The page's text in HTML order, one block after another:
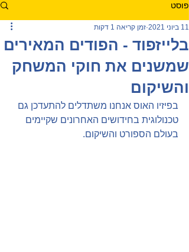
פוסט
בלייזפוד - הפודים המאירים
שמשנים את חוקי המשחק
והשיקום
11 ביוני 2021 זמן קריאה 1 דקות
בפיזיו האוס אנחנו משתדלים להתעדכן גם
טכנולוגית בחידושים האחרונים שקיימים
בעולם הספורט והשיקום.